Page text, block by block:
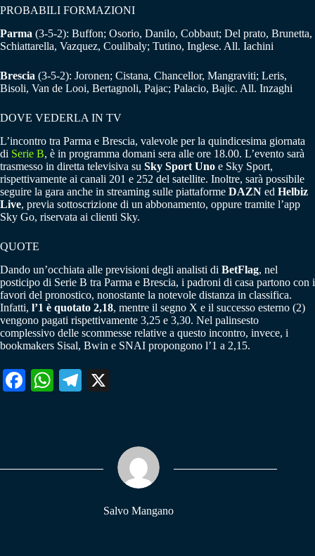
PROBABILI FORMAZIONI
Parma (3-5-2): Buffon; Osorio, Danilo, Cobbaut; Del prato, Brunetta,
Schiattarella, Vazquez, Coulibaly; Tutino, Inglese. All. Iachini
Brescia (3-5-2): Joronen; Cistana, Chancellor, Mangraviti; Leris,
Bisoli, Van de Looi, Bertagnoli, Pajac; Palacio, Bajic. All. Inzaghi
DOVE VEDERLA IN TV
L’incontro tra Parma e Brescia, valevole per la quindicesima giornata
di Serie B, è in programma domani sera alle ore 18.00. L’evento sarà
trasmesso in diretta televisiva su Sky Sport Uno e Sky Sport,
rispettivamente ai canali 201 e 252 del satellite. Inoltre, sarà possibile
seguire la gara anche in streaming sulle piattaforme DAZN ed Helbiz
Live, previa sottoscrizione di un abbonamento, oppure tramite l’app
Sky Go, riservata ai clienti Sky.
QUOTE
Dando un’occhiata alle previsioni degli analisti di BetFlag, nel
posticipo di Serie B tra Parma e Brescia, i padroni di casa partono con i
favori del pronostico, nonostante la notevole distanza in classifica.
Infatti, l’1 è quotato 2,18, mentre il segno X e il successo esterno (2)
vengono pagati rispettivamente 3,25 e 3,30. Nel palinsesto
complessivo delle scommesse relative a questo incontro, invece, i
bookmakers Sisal, Bwin e SNAI propongono l’1 a 2,15.
Fa W
pp
Te
m
Salvo Mangano